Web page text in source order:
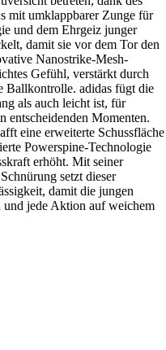
mit umklappbarer Zunge für
und dem Ehrgeiz junger
damit sie vor dem Tor den
Nanostrike-Mesh-
Gefühl, verstärkt durch
Ballkontrolle. adidas fügt die
als auch leicht ist, für
entscheidenden Momenten.
eine erweiterte Schussfläche
Powerspine-Technologie
erhöht. Mit seiner
setzt dieser
damit die jungen
und jede Aktion auf weichem